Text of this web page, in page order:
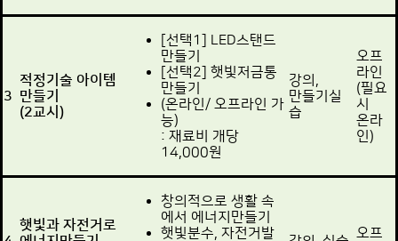
3
적정기술 아이템
만들기
(2교시)
[선택1] LED스탠드
만들기
[선택2] 햇빛저금통
만들기
(온라인/ 오프라인 가
능)
: 재료비 개당
14,000원
강의,
만들기실
습
오프
라인
(필요
시
온라
인)
햇빛과 자전거로
창의적으로 생활 속
에서 에너지만들기
햇빛분수, 자전거발
오프